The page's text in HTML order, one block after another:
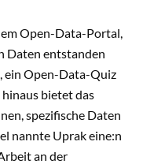
Open-Data-Portal,
Daten entstanden
ein Open-Data-Quiz
bietet das
spezifische Daten
nannte Uprak eine:n
an der